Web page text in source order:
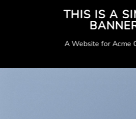
THIS IS A
A Website for Acme